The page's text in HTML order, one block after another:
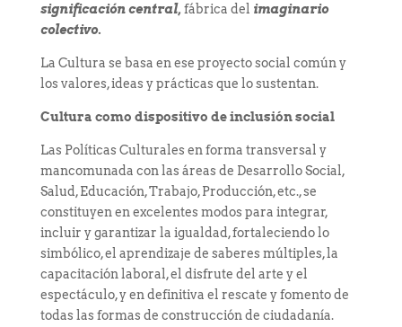
significación central, fábrica del imaginario
colectivo.
La Cultura se basa en ese proyecto social común y
los valores, ideas y prácticas que lo sustentan.
Cultura como dispositivo de inclusión social
Las Políticas Culturales en forma transversal y
mancomunada con las áreas de Desarrollo Social,
Salud, Educación, Trabajo, Producción, etc., se
constituyen en excelentes modos para integrar,
incluir y garantizar la igualdad, fortaleciendo lo
simbólico, el aprendizaje de saberes múltiples, la
capacitación laboral, el disfrute del arte y el
espectáculo, y en definitiva el rescate y fomento de
todas las formas de construcción de ciudadanía.